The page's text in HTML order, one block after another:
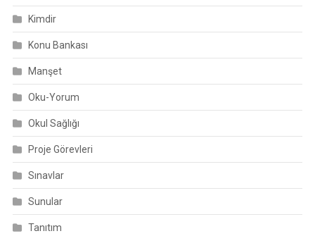
Kimdir
Konu Bankası
Manşet
Oku-Yorum
Okul Sağlığı
Proje Görevleri
Sınavlar
Sunular
Tanıtım